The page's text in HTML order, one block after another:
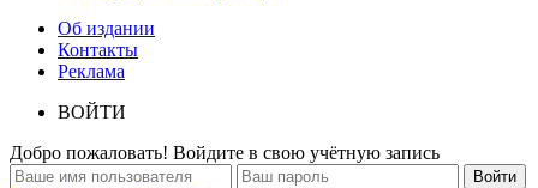
Об издании
Контакты
Реклама
ВОЙТИ
Добро пожаловать! Войдите в свою учётную запись